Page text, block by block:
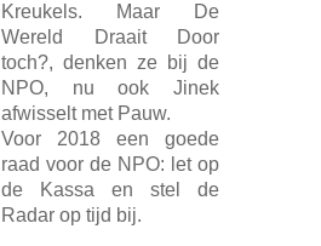
Kreukels. Maar De
Wereld Draait Door
toch?, denken ze bij de
NPO, nu ook Jinek
afwisselt met Pauw.
Voor 2018 een goede
raad voor de NPO: let op
de Kassa en stel de
Radar op tijd bij.